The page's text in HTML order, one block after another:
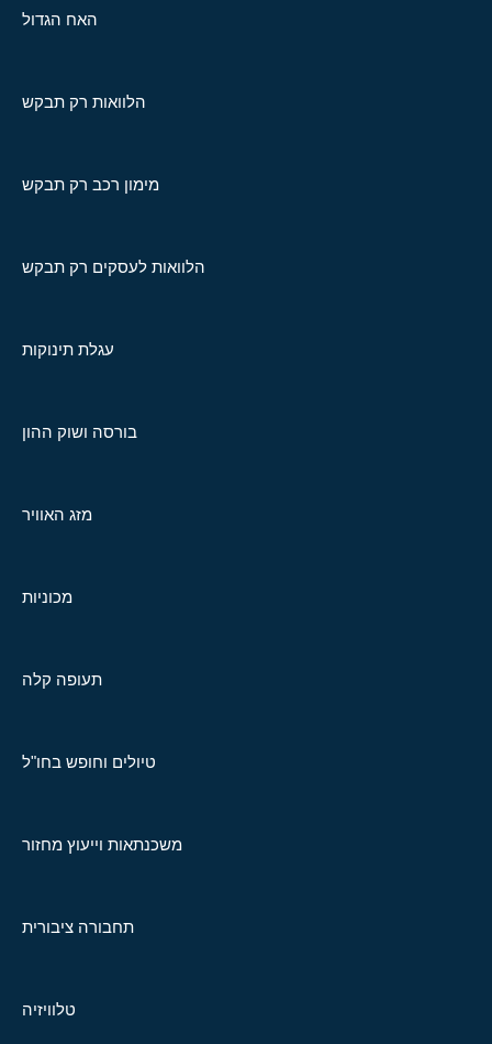
האח הגדול
הלוואות רק תבקש
מימון רכב רק תבקש
הלוואות לעסקים רק תבקש
עגלת תינוקות
בורסה ושוק ההון
מזג האוויר
מכוניות
תעופה קלה
טיולים וחופש בחו"ל
משכנתאות וייעוץ מחזור
תחבורה ציבורית
טלוויזיה